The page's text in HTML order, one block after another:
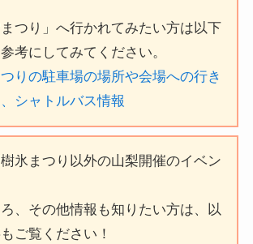
まつり」へ行かれてみたい方は以下
考にしてみてください。
りの駐車場の場所や会場への行き
シャトルバス情報
氷まつり以外の山梨開催のイベン
、その他情報も知りたい方は、以
ご覧ください！